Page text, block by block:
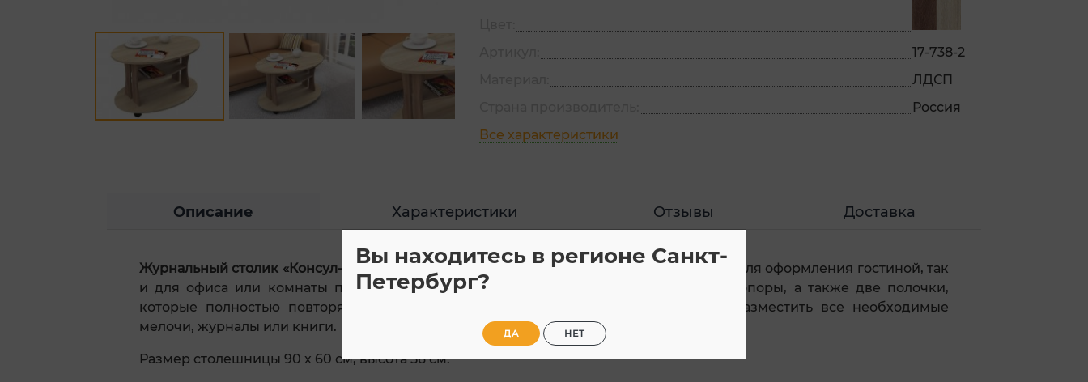
17-738-2
ЛДСП
Россия
Все характеристики
Описание Характеристики Отзывы Доставка
Журнальный столик «Консул-1»
имеет овальную форму столешницы. Он подойдет как для оформления гостиной, так
и для офиса или комнаты переговоров. Функциональности добавляют роликовые опоры, а также две полочки,
которые полностью повторяют столешницу. Благодаря этому вы сможете легко разместить все необходимые
мелочи, журналы или книги.
Размер столешницы 90 х 60 см, высота 56 см.
Вы находитесь в регионе Санкт-
Петербург?
ДА НЕТ